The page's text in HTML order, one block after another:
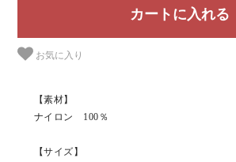
お気に入り
【素材】
ナイロン 100％
【サイズ】